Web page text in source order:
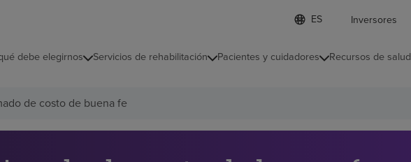
Lista
de
contraída
d
o
e
Inversores
debe elegirnos Servicios de rehabilitación Pacientes y cuidadores Recursos de salud
de costo de buena fe